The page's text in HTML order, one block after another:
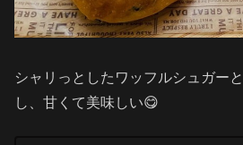
シャリっとしたワッフルシュガー
し、甘くて美味しい😋